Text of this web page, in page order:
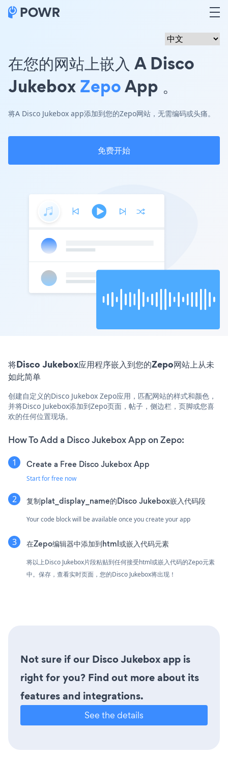
在您的网站上嵌入 A Disco
JukeboxZepoApp 。
将A Disco Jukebox app添加到您的Zepo网站，无需编码或头痛。
免费开始
将Disco Jukebox应用程序嵌入到您的Zepo网站上从未
如此简单
创建自定义的Disco Jukebox Zepo应用，匹配网站的样式和颜色，
并将Disco Jukebox添加到Zepo页面，帖子，侧边栏，页脚或您喜
欢的任何位置现场。
How To Add a Disco Jukebox App on Zepo:
Create a Free Disco Jukebox App
Start for free now
复制plat_display_name的Disco Jukebox嵌入代码段
Your code block will be available once you create your app
在Zepo编辑器中添加到html或嵌入代码元素
将以上Disco Jukebox片段粘贴到任何接受html或嵌入代码的Zepo元素
中。保存，查看实时页面，您的Disco Jukebox将出现！
Not sure if our Disco Jukebox app is
right for you? Find out more about its
features and integrations.
See the details